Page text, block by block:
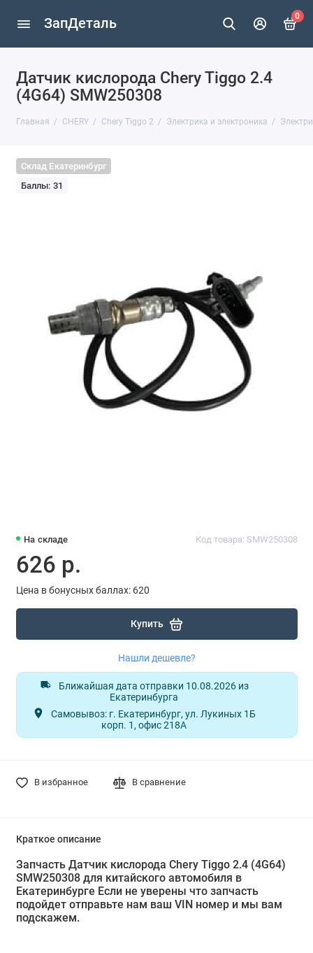
ЗапДеталь 0
Датчик кислорода Chery Tiggo 2.4
(4G64) SMW250308
Главная CHERY Chery Tiggo 2 Электрика и электроника
Склад Екатеринбург
Баллы: 31
На складе Код товара: SMW250308
626 р.
Цена в бонусных баллах: 620
Купить
Нашли дешевле?
Ближайшая дата отправки 10.08.2026 из
Екатеринбурга
Самовывоз: г. Екатеринбург, ул. Лукиных 1Б
корп. 1, офис 218А
В избранное В сравнение
Краткое описание
Запчасть Датчик кислорода Chery Tiggo 2.4 (4G64)
SMW250308 для китайского автомобиля в
Екатеринбурге Если не уверены что запчасть
подойдет отправьте нам ваш VIN номер и мы вам
подскажем.